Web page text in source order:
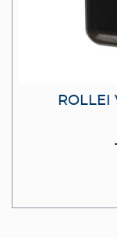
ROLLEI